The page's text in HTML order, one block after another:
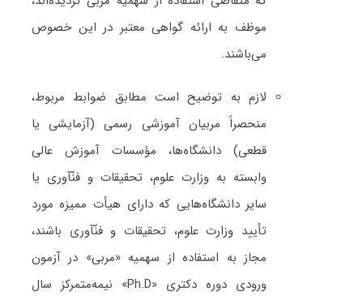
موظف به ارائه گواهی معتبر در این خصوص
می‌باشند.
لازم به توضیح است مطابق ضوابط مربوط،
منحصراً مربیان آموزشی رسمی (آزمایشی یا
قطعی) دانشگاه‌ها، مؤسسات آموزش عالی
وابسته به وزارت علوم، تحقیقات و فنّآوری یا
سایر دانشگاه‌هایی که دارای هیأت ممیزه مورد
تأیید وزارت علوم، تحقیقات و فنّآوری باشند،
مجاز به استفاده از سهمیه «مربی» در آزمون
ورودی دوره دکتری «Ph.D» نیمه‌متمرکز سال